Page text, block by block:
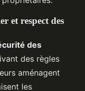
et respect des
des
des règles
aménagent
les